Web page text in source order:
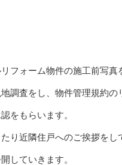
フォーム物件の施工前写真
調査をし、物件管理規約
をもらいます。
り近隣住戸へのご挨拶をし
していきます。